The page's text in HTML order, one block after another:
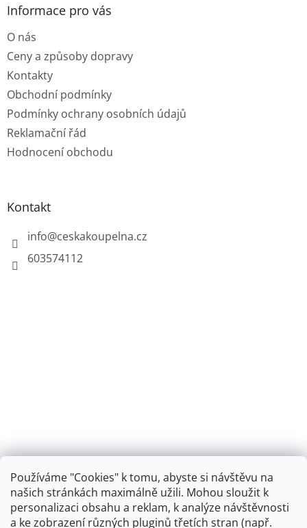
Používáme "Cookies" k tomu, abyste si návštěvu na
našich stránkách maximálně užili. Mohou sloužit k
personalizaci obsahu a reklam, k analýze návštěvnosti
a ke zobrazení různých pluginů třetích stran (např.
Informace pro vás
O nás
Ceny a způsoby dopravy
Kontakty
Obchodní podmínky
Podmínky ochrany osobních údajů
Reklamační řád
Hodnocení obchodu
Kontakt
info@ceskakoupelna.cz
603574112
Retro koupelna